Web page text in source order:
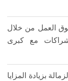
العمل من خلال
مع كبرى
بزيادة المزايا